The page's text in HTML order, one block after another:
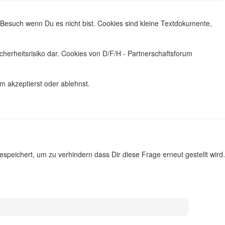
wenn Du es nicht bist. Cookies sind kleine Textdokumente,
dar. Cookies von D/F/H - Partnerschaftsforum
akzeptierst oder ablehnst.
um zu verhindern dass Dir diese Frage erneut gestellt wird.